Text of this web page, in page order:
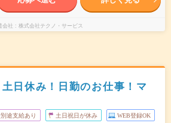
会社 株式会社テクノ・サービス
日休み！日勤のお仕事！マ
途支給あり 土日祝日が休み WEB登録OK